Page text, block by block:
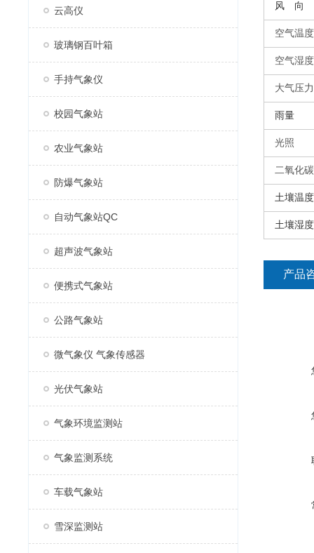
云高仪
玻璃钢百叶箱
手持气象仪
校园气象站
农业气象站
防爆气象站
自动气象站QC
超声波气象站
便携式气象站
公路气象站
微气象仪 气象传感器
光伏气象站
气象环境监测站
气象监测系统
车载气象站
雪深监测站
风 向
空气温度
空气湿度
大气压力
雨量
光照
二氧化碳
土壤温度
土壤湿度
产品